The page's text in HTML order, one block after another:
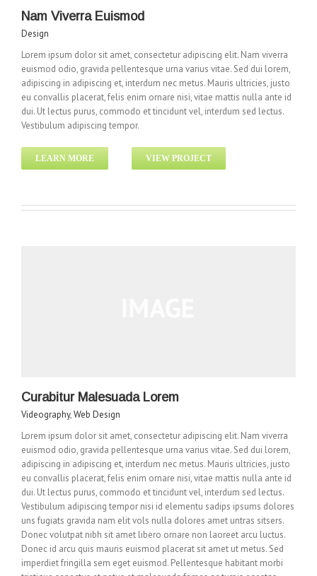
Nam Viverra Euismod
Design
Lorem ipsum dolor sit amet, consectetur adipiscing elit. Nam viverra
euismod odio, gravida pellentesque urna varius vitae. Sed dui lorem,
adipiscing in adipiscing et, interdum nec metus. Mauris ultricies, justo
eu convallis placerat, felis enim ornare nisi, vitae mattis nulla ante id
dui. Ut lectus purus, commodo et tincidunt vel, interdum sed lectus.
Vestibulum adipiscing tempor.
LEARN MORE VIEW PROJECT
Curabitur Malesuada Lorem
Videography,Web Design
Lorem ipsum dolor sit amet, consectetur adipiscing elit. Nam viverra
euismod odio, gravida pellentesque urna varius vitae. Sed dui lorem,
adipiscing in adipiscing et, interdum nec metus. Mauris ultricies, justo
eu convallis placerat, felis enim ornare nisi, vitae mattis nulla ante id
dui. Ut lectus purus, commodo et tincidunt vel, interdum sed lectus.
Vestibulum adipiscing tempor nisi id elementu sadips ipsums dolores
uns fugiats gravida nam elit vols nulla dolores amet untras sitsers.
Donec volutpat nibh sit amet libero ornare non laoreet arcu luctus.
Donec id arcu quis mauris euismod placerat sit amet ut metus. Sed
imperdiet fringilla sem eget euismod. Pellentesque habitant morbi